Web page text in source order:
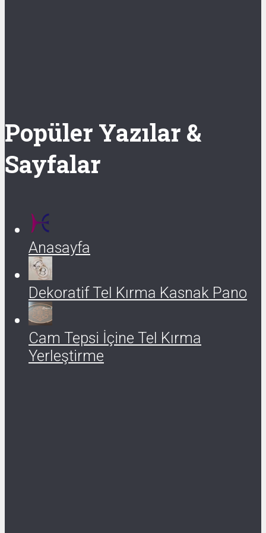
Popüler Yazılar &
Sayfalar
Anasayfa
Dekoratif Tel Kırma Kasnak Pano
Cam Tepsi İçine Tel Kırma
Yerleştirme